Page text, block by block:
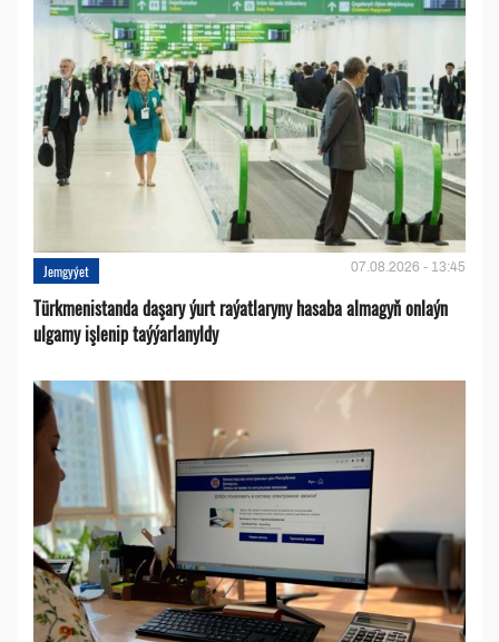
Jemgyýet 07.08.2026 - 13:45
Türkmenistanda daşary ýurt raýatlaryny hasaba almagyň onlaýn
ulgamy işlenip taýýarlanyldy